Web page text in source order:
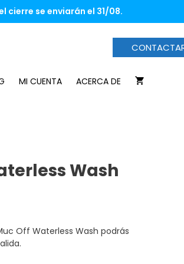
cierre se enviarán el 31/08.
MI CUENTA ACERCA DE
Wash
Off Waterless Wash podrás